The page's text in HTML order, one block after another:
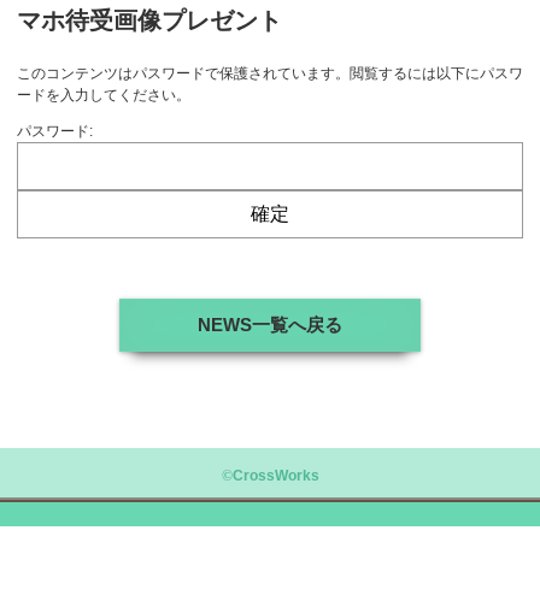
マホ待受画像プレゼント
このコンテンツはパスワードで保護されています。閲覧するには以下にパスワ
ードを入力してください。
パスワード:
NEWS一覧へ戻る
©CrossWorks